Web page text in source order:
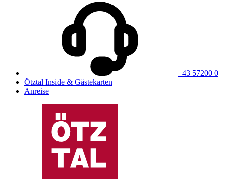
+43 57200 0
Ötztal Inside & Gästekarten
Anreise